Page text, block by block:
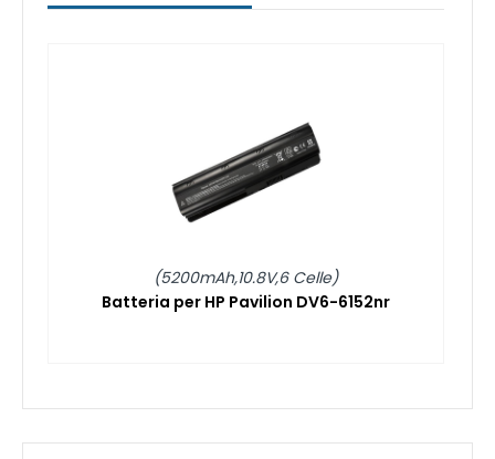
(5200mAh,10.8V,6 Celle)
Batteria per HP Pavilion DV6-6152nr